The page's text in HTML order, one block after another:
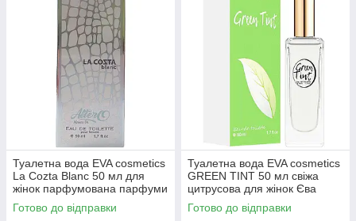
Туалетна вода EVA cosmetics
La Cozta Blanc 50 мл для
жінок парфумована парфуми
Ева косметікс
4820107133243
Готово до відправки
Туалетна вода EVA cosmetics
GREEN TINT 50 мл свіжа
цитрусова для жінок Єва
Косметікс
Готово до відправки